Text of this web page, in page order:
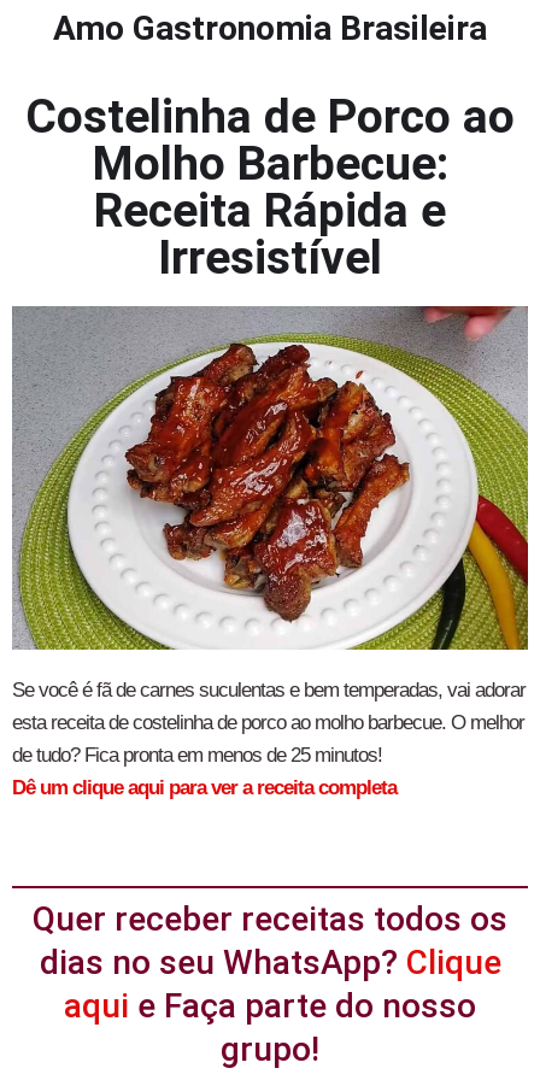
Amo Gastronomia Brasileira
Costelinha de Porco ao
Molho Barbecue:
Receita Rápida e
Irresistível
Se você é fã de carnes suculentas e bem temperadas, vai adorar
esta receita de costelinha de porco ao molho barbecue. O melhor
de tudo? Fica pronta em menos de 25 minutos!
Dê um clique aqui para ver a receita completa
Quer receber receitas todos os
dias no seu WhatsApp? Clique
aqui e Faça parte do nosso
grupo!